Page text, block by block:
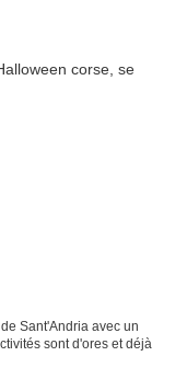
Sant'Andria avec un
sont d'ores et déjà